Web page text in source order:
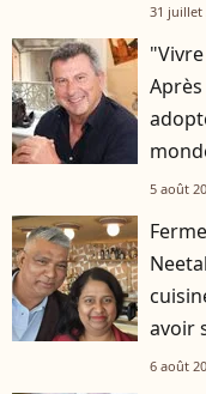
31 juillet
5 août
avoir
6 août